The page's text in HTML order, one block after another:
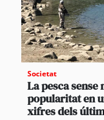
Societat
La pesca
popularitat en
xifres dels